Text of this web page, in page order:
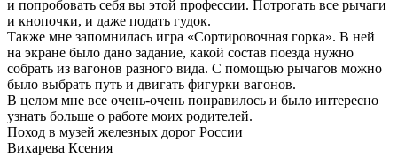
и попробовать себя вы этой профессии. Потрогать все рычаги
и кнопочки, и даже подать гудок.
Также мне запомнилась игра «Сортировочная горка». В ней
на экране было дано задание, какой состав поезда нужно
собрать из вагонов разного вида. С помощью рычагов можно
было выбрать путь и двигать фигурки вагонов.
В целом мне все очень-очень понравилось и было интересно
узнать больше о работе моих родителей.
Поход в музей железных дорог России
Вихарева Ксения